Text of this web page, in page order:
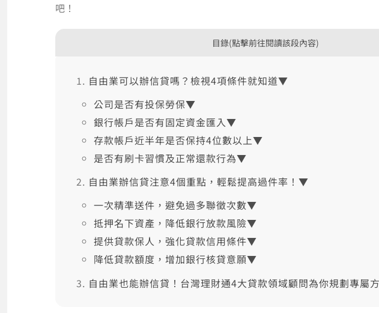
吧！
目錄(點擊前往閱讀該段內容)
自由業可以辦信貸嗎？檢視4項條件就知道▼
公司是否有投保勞保▼
銀行帳戶是否有固定資金匯入▼
存款帳戶近半年是否保持4位數以上▼
是否有刷卡習慣及正常還款行為▼
自由業辦信貸注意4個重點，輕鬆提高過件率！▼
一次精準送件，避免過多聯徵次數▼
抵押名下資產，降低銀行放款風險▼
提供貸款保人，強化貸款信用條件▼
降低貸款額度，增加銀行核貸意願▼
自由業也能辦信貸！台灣理財通4大貸款領域顧問為你規劃專屬